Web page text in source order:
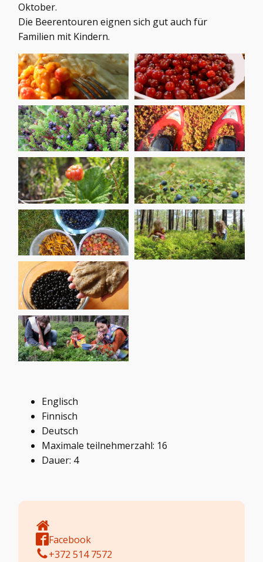
Oktober.
Die Beerentouren eignen sich gut auch für
Familien mit Kindern.
Englisch
Finnisch
Deutsch
Maximale teilnehmerzahl: 16
Dauer: 4
Facebook
+372 514 7572